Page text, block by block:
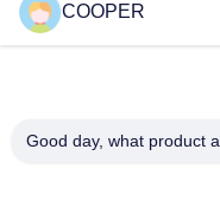
Bad
COOPER
Good day, what product